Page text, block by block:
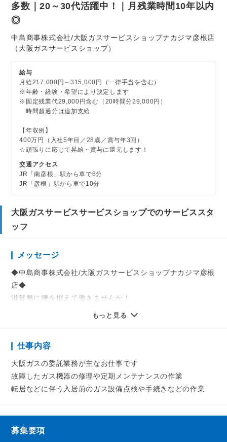
多数｜20～30代活躍中！｜月残業時間10年以内
◎
中島商事株式会社/大阪ガスサービスショップナカジマ彦根店
（大阪ガスサービスショップ）
給与
月給217,000円～315,000円（一律手当を含む）
※年齢・経験・希望により決定します
※固定残業代29,000円含む（20時間分29,000円）
時間超過分は追加支給
【年収例】
400万円（入社5年目／28歳／賞与年3回）
☆頑張りに応じて昇給・賞与に還元します！
交通アクセス
JR「南彦根」駅から車で6分
JR「彦根」駅から車で10分
大阪ガスサービスサービスショップでのサービススタ
ッフ
メッセージ
◆中島商事株式会社/大阪ガスサービスショップナカジマ彦根
店◆
滋賀県に腰を据えて働きませんか！
い◎
ゆくゆく必要な資格も会社のサポートの中で取得可能ですの
で
現在は20～30代が活躍中！
残業も月10時間以内なので、プライベートも充実させながら
もっと見る
仕事内容
大阪ガスの委託業務が主なお仕事です
故障したガス機器の修理や定期メンテナンスの作業
転居などに伴う入居前のガス設備点検や手続きなどの作業
募集要項